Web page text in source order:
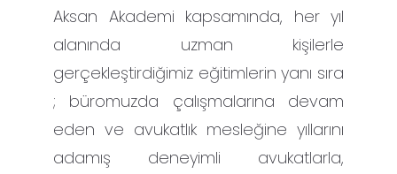
Aksan Akademi kapsamında, her yıl
alanında uzman kişilerle
gerçekleştirdiğimiz eğitimlerin yanı sıra
; büromuzda çalışmalarına devam
eden ve avukatlık mesleğine yıllarını
adamış deneyimli avukatlarla,